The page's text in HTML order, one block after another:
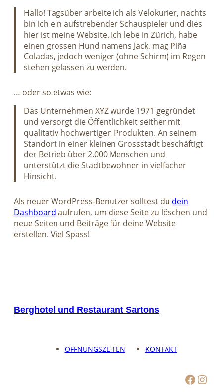
Hallo! Tagsüber arbeite ich als Velokurier, nachts
bin ich ein aufstrebender Schauspieler und dies
hier ist meine Website. Ich lebe in Zürich, habe
einen grossen Hund namens Jack, mag Piña
Coladas, jedoch weniger (ohne Schirm) im Regen
stehen gelassen zu werden.
… oder so etwas wie:
Das Unternehmen XYZ wurde 1971 gegründet
und versorgt die Öffentlichkeit seither mit
qualitativ hochwertigen Produkten. An seinem
Standort in einer kleinen Grossstadt beschäftigt
der Betrieb über 2.000 Menschen und
unterstützt die Stadtbewohner in vielfacher
Hinsicht.
Als neuer WordPress-Benutzer solltest du dein
Dashboard aufrufen, um diese Seite zu löschen und
neue Seiten und Beiträge für deine Website
erstellen. Viel Spass!
Berghotel und Restaurant Sartons
ÖFFNUNGSZEITEN KONTAKT
Facebook Instagram